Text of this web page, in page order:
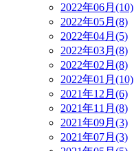
2022年06月(10)
2022年05月(8)
2022年04月(5)
2022年03月(8)
2022年02月(8)
2022年01月(10)
2021年12月(6)
2021年11月(8)
2021年09月(3)
2021年07月(3)